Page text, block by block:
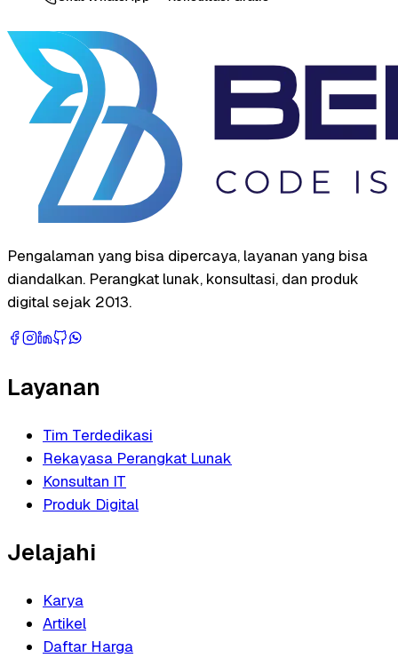
Pengalaman yang bisa dipercaya, layanan yang bisa
diandalkan. Perangkat lunak, konsultasi, dan produk
digital sejak 2013.
Layanan
Tim Terdedikasi
Rekayasa Perangkat Lunak
Konsultan IT
Produk Digital
Jelajahi
Karya
Artikel
Daftar Harga